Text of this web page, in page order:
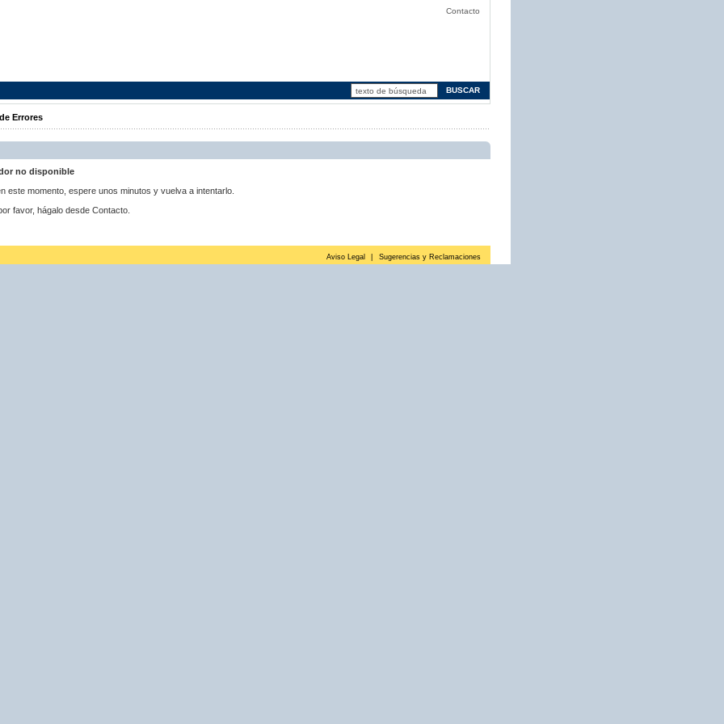
Contacto
Errores
no disponible
este momento, espere unos minutos y vuelva a intentarlo.
favor, hágalo desde Contacto.
Aviso Legal Sugerencias y Reclamaciones